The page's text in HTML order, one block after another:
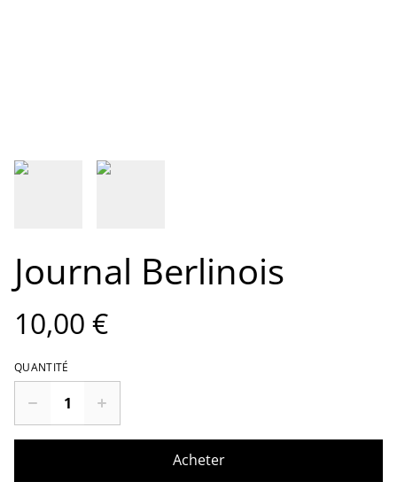
Journal Berlinois
10,00 €
QUANTITÉ
Acheter